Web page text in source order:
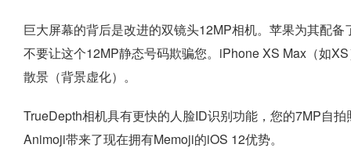
巨大屏幕的背后是改进的双镜头12MP相机。苹果为其配
不要让这个12MP静态号码欺骗您。iPhone XS Max（如
散景（背景虚化）。
TrueDepth相机具有更快的人脸ID识别功能，您的7MP自
Animoji带来了现在拥有Memoji的iOS 12优势。